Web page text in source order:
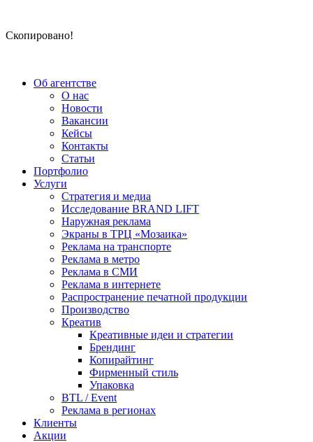
Скопировано!
Об агентстве
О нас
Новости
Вакансии
Кейсы
Контакты
Статьи
Портфолио
Услуги
Стратегия и медиа
Исследование BRAND LIFT
Наружная реклама
Экраны в ТРЦ «Мозаика»
Реклама на транспорте
Реклама в метро
Реклама в СМИ
Реклама в интернете
Распространение печатной продукции
Производство
Креатив
Креативные идеи и стратегии
Брендинг
Копирайтинг
Фирменный стиль
Упаковка
BTL / Event
Реклама в регионах
Клиенты
Акции